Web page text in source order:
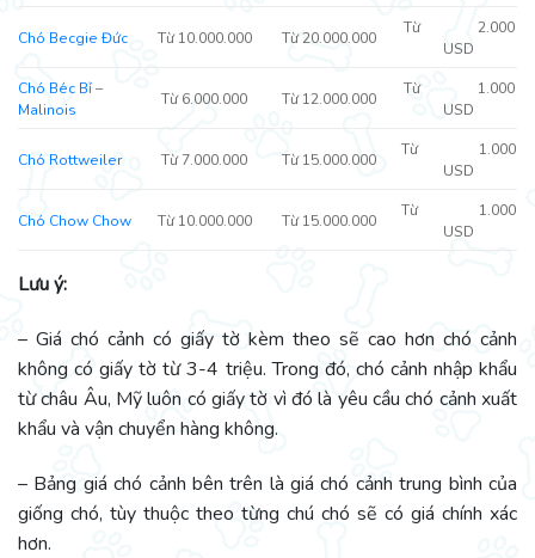
Chó Becgie Đức Từ 10.000.000 Từ 20.000.000
Từ 2.000
USD
Chó Béc Bỉ–
Malinois
Từ 6.000.000 Từ 12.000.000
Từ 1.000
USD
Chó Rottweiler Từ 7.000.000 Từ 15.000.000
Từ 1.000
USD
Chó Chow Chow Từ 10.000.000 Từ 15.000.000
Từ 1.000
USD
Lưu ý:
– Giá chó cảnh có giấy tờ kèm theo sẽ cao hơn chó cảnh
không có giấy tờ từ 3-4 triệu. Trong đó, chó cảnh nhập khẩu
từ châu Âu, Mỹ luôn có giấy tờ vì đó là yêu cầu chó cảnh xuất
khẩu và vận chuyển hàng không.
– Bảng giá chó cảnh bên trên là giá chó cảnh trung bình của
giống chó, tùy thuộc theo từng chú chó sẽ có giá chính xác
hơn.